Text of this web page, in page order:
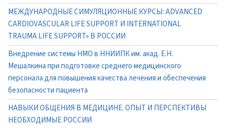
МЕЖДУНАРОДНЫЕ СИМУЛЯЦИОННЫЕ КУРСЫ: ADVANCED
CARDIOVASCULAR LIFE SUPPORT И INTERNATIONAL
TRAUMA LIFE SUPPORT» В РОССИИ
Внедрение системы НМО в ННИИПК им. акад. Е.Н.
Мешалкина при подготовке среднего медицинского
персонала для повышения качества лечения и обеспечения
безопасности пациента
НАВЫКИ ОБЩЕНИЯ В МЕДИЦИНЕ. ОПЫТ И ПЕРСПЕКТИВЫ
НЕОБХОДИМЫЕ РОССИИ